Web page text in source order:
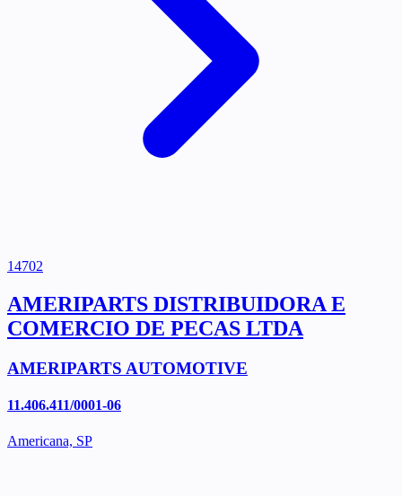
14702
AMERIPARTS DISTRIBUIDORA E
COMERCIO DE PECAS LTDA
AMERIPARTS AUTOMOTIVE
11.406.411/0001-06
Americana, SP